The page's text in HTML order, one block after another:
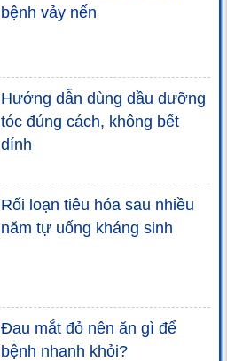
bệnh vảy nến
Hướng dẫn dùng dầu dưỡng
tóc đúng cách, không bết
dính
Rối loạn tiêu hóa sau nhiều
năm tự uống kháng sinh
Đau mắt đỏ nên ăn gì để
bệnh nhanh khỏi?